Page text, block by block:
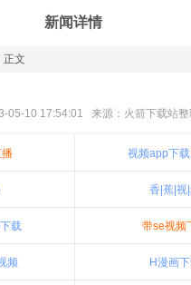
新闻详情
正文
05-10 17:54:01 来源：火箭下载站整
视频app下
香|蕉|视
载 带se视频
频 H漫画